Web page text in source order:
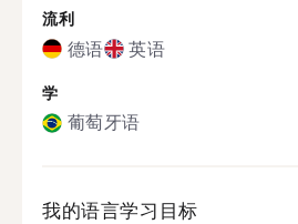
流利
德语 英语
学
葡萄牙语
我的语言学习目标